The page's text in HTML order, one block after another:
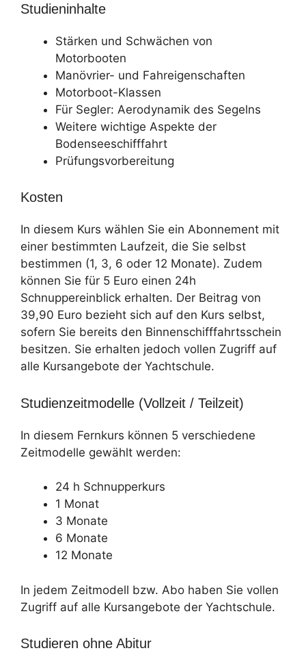
Studieninhalte
Stärken und Schwächen von
Motorbooten
Manövrier- und Fahreigenschaften
Motorboot-Klassen
Für Segler: Aerodynamik des Segelns
Weitere wichtige Aspekte der
Bodenseeschifffahrt
Prüfungsvorbereitung
Kosten
In diesem Kurs wählen Sie ein Abonnement mit
einer bestimmten Laufzeit, die Sie selbst
bestimmen (1, 3, 6 oder 12 Monate). Zudem
können Sie für 5 Euro einen 24h
Schnuppereinblick erhalten. Der Beitrag von
39,90 Euro bezieht sich auf den Kurs selbst,
sofern Sie bereits den Binnenschifffahrtsschein
besitzen. Sie erhalten jedoch vollen Zugriff auf
alle Kursangebote der Yachtschule.
Studienzeitmodelle (Vollzeit / Teilzeit)
In diesem Fernkurs können 5 verschiedene
Zeitmodelle gewählt werden:
24 h Schnupperkurs
1 Monat
3 Monate
6 Monate
12 Monate
In jedem Zeitmodell bzw. Abo haben Sie vollen
Zugriff auf alle Kursangebote der Yachtschule.
Studieren ohne Abitur